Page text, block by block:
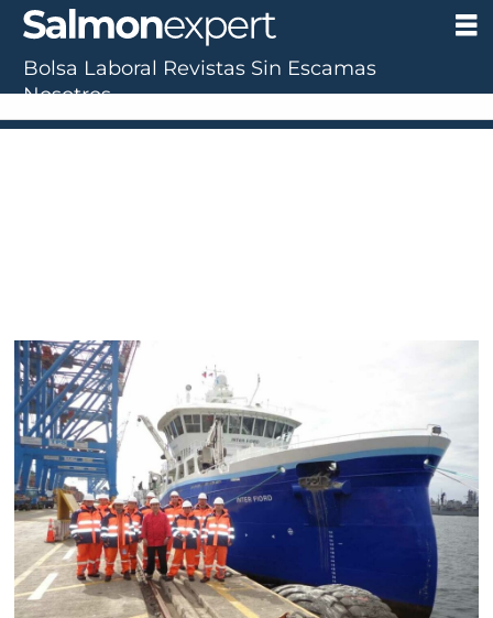
Bolsa Laboral Revistas Sin Escamas
Nosotros